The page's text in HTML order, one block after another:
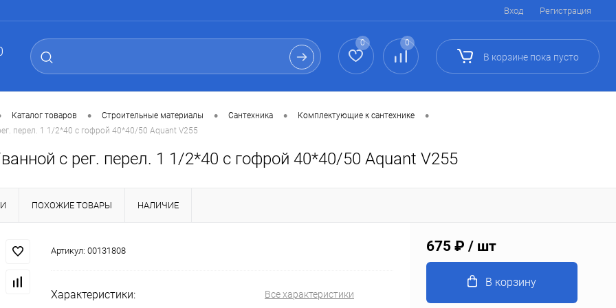
Вход Регистрация
0 0
В корзине пока пусто
Каталог товаров • Строительные материалы • Сантехника • Комплектующие к сантехнике •
перел. 1 1/2*40 с гофрой 40*40/50 Aquant V255
с рег. перел. 1 1/2*40 с гофрой 40*40/50 Aquant V255
ПОХОЖИЕ ТОВАРЫ НАЛИЧИЕ
Артикул: 00131808
Характеристики: Все характеристики
675 ₽ / шт
В корзину